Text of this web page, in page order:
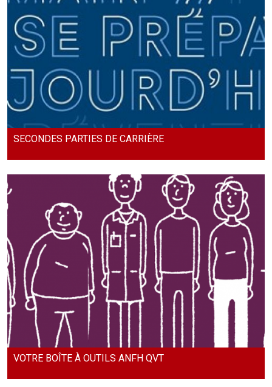
SECONDES PARTIES DE CARRIÈRE
VOTRE BOÎTE À OUTILS ANFH QVT